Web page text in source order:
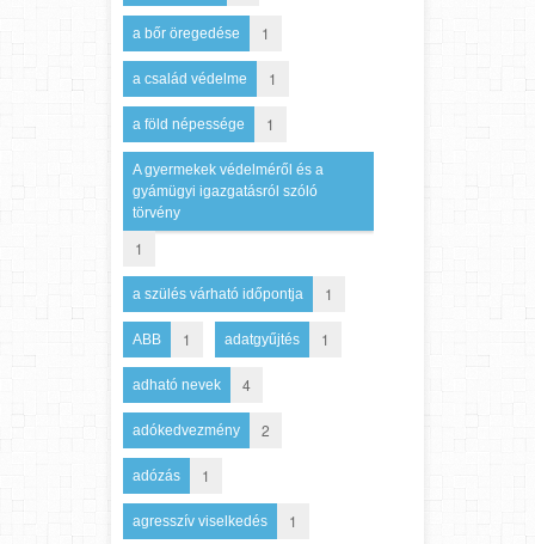
a bőr öregedése 1
a család védelme 1
a föld népessége 1
A gyermekek védelméről és a
gyámügyi igazgatásról szóló
törvény
1
a szülés várható időpontja 1
ABB 1 adatgyűjtés 1
adható nevek 4
adókedvezmény 2
adózás 1
agresszív viselkedés 1